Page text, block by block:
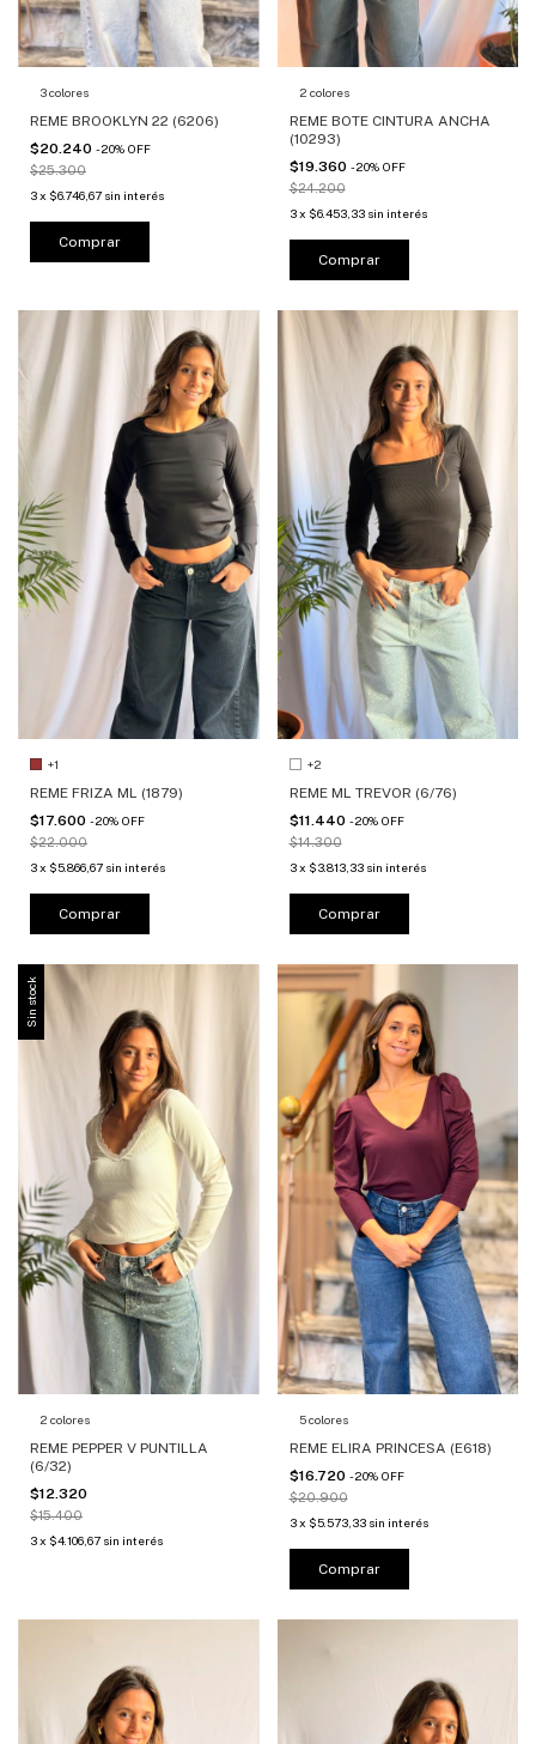
3 colores
REME BROOKLYN 22 (6206)
$20.240 -20% OFF
$25.300
3x $6.746,67 sin interés
Comprar
2 colores
REME BOTE CINTURA ANCHA
(10293)
$19.360 -20% OFF
$24.200
3 x $6.453,33 sin interés
Comprar
+1
REME FRIZA ML (1879)
$17.600 -20% OFF
$22.000
3x $5.866,67 sin interés
Comprar
+2
REME ML TREVOR (6/76)
$11.440 -20% OFF
$14.300
3 x $3.813,33 sin interés
Comprar
Sin stock
2 colores
REME PEPPER V PUNTILLA
(6/32)
$12.320
$15.400
3x $4.106,67 sin interés
5 colores
REME ELIRA PRINCESA (E618)
$16.720 -20% OFF
$20.900
3 x $5.573,33 sin interés
Comprar